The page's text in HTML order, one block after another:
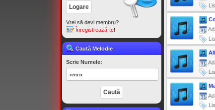
Vrei să devi membru?
Înregistrează-te!
Caută Melodie
Scrie Numele: